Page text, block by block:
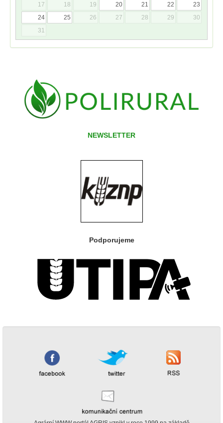
17
18 19 20 21 22
23
24
25 26 27 28 29
30
31
NEWSLETTER
Podporujeme